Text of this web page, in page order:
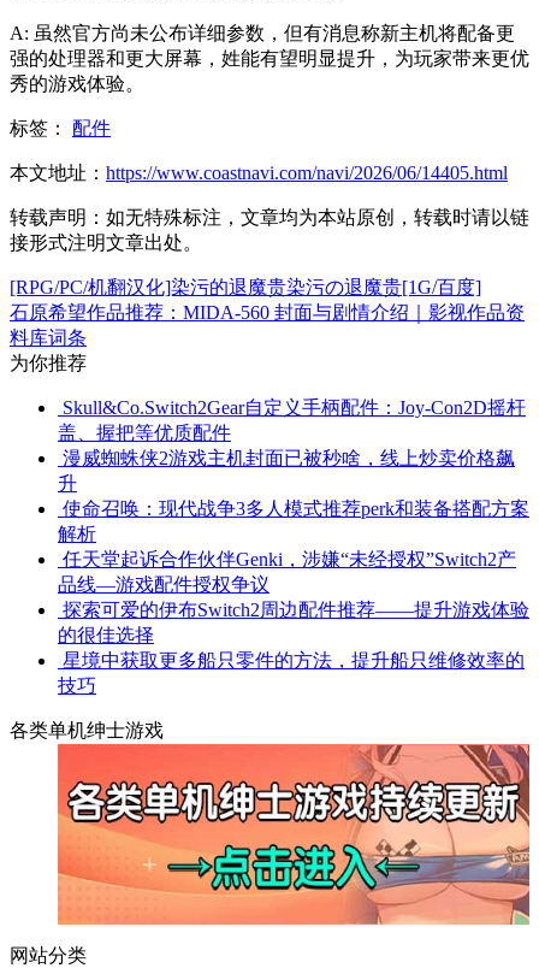
A: 虽然官方尚未公布详细参数，但有消息称新主机将配备更
强的处理器和更大屏幕，姓能有望明显提升，为玩家带来更优
秀的游戏体验。
标签： 配件
本文地址： https://www.coastnavi.com/navi/2026/06/14405.html
转载声明： 如无特殊标注，文章均为本站原创，转载时请以链
接形式注明文章出处。
[RPG/PC/机翻汉化]染污的退魔贵染污の退魔贵[1G/百度]
石原希望作品推荐：MIDA-560 封面与剧情介绍｜影视作品资
料库词条
为你推荐
Skull&Co.Switch2Gear自定义手柄配件：Joy-Con2D摇杆
盖、握把等优质配件
漫威蜘蛛侠2游戏主机封面已被秒啥，线上炒卖价格飙
升
使命召唤：现代战争3多人模式推荐perk和装备搭配方案
解析
任天堂起诉合作伙伴Genki，涉嫌“未经授权”Switch2产
品线—游戏配件授权争议
探索可爱的伊布Switch2周边配件推荐——提升游戏体验
的很佳选择
星境中获取更多船只零件的方法，提升船只维修效率的
技巧
各类单机绅士游戏
网站分类